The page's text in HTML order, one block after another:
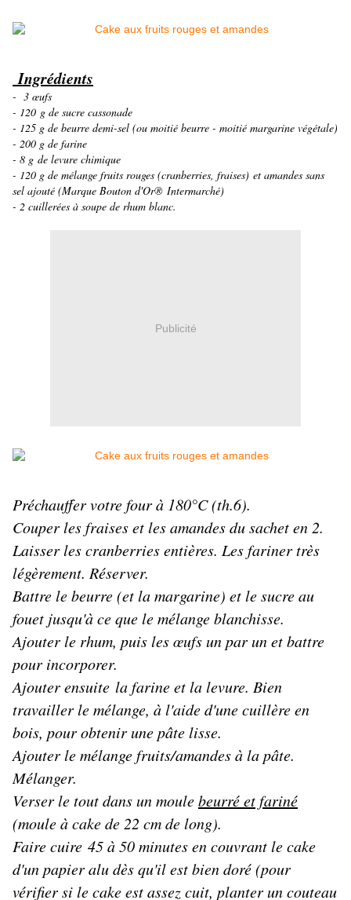
Ingrédients
- 3 œufs
- 120 g de sucre cassonade
- 125 g de beurre demi-sel (ou moitié beurre - moitié margarine végétale)
- 200 g de farine
- 8 g de levure chimique
- 120 g de mélange fruits rouges (cranberries, fraises) et amandes sans
sel ajouté (Marque Bouton d'Or® Intermarché)
- 2 cuillerées à soupe de rhum blanc.
Publicité
Préchauffer votre four à 180°C (th.6).
Couper les fraises et les amandes du sachet en 2.
Laisser les cranberries entières. Les fariner très
légèrement. Réserver.
Battre le beurre (et la margarine) et le sucre au
fouet jusqu'à ce que le mélange blanchisse.
Ajouter le rhum, puis les œufs un par un et battre
pour incorporer.
Ajouter ensuite la farine et la levure. Bien
travailler le mélange, à l'aide d'une cuillère en
bois, pour obtenir une pâte lisse.
Ajouter le mélange fruits/amandes à la pâte.
Mélanger.
Verser le tout dans un moulebeurré et fariné
(moule à cake de 22 cm de long).
Faire cuire 45 à 50 minutes en couvrant le cake
d'un papier alu dès qu'il est bien doré (pour
vérifier si le cake est assez cuit, planter un couteau